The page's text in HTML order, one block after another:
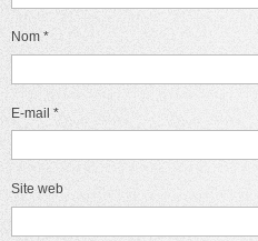
Nom *
E-mail *
Site web